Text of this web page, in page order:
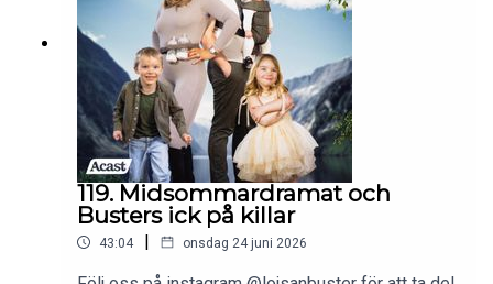
119. Midsommardramat och
Busters ick på killar
43:04 | onsdag 24 juni 2026